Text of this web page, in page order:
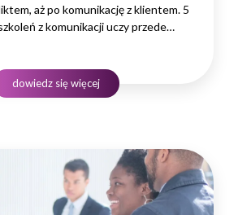
aż po komunikację z klientem. 5
z komunikacji uczy przede
jasnego i precyzyjnego…
dowiedz się więcej